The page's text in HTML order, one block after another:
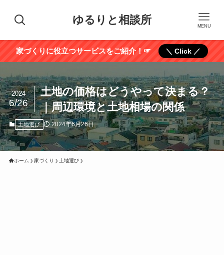
ゆるりと相談所 MENU
家づくりに役立つサービスをご紹介！☞ ＼ Click ／
土地の価格はどうやって決まる？
｜周辺環境と土地相場の関係
2024
6/26
土地選び 2024年6月26日
ホーム 家づくり 土地選び